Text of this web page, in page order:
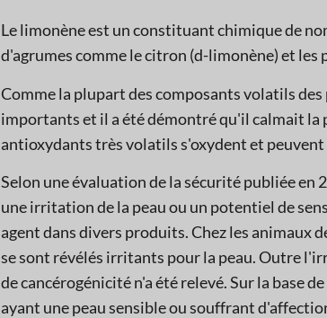
Le limonène est un constituant chimique de
d'agrumes comme le citron (d-limonène) et les
Comme la plupart des composants volatils
importants et il a été démontré qu'il calmait la
antioxydants très volatils s'oxydent et peuvent
Selon une évaluation de la sécurité publiée
une irritation de la peau ou un potentiel de
agent dans divers produits. Chez les animaux
se sont révélés irritants pour la peau. Outre
de cancérogénicité n'a été relevé. Sur la base
ayant une peau sensible ou souffrant